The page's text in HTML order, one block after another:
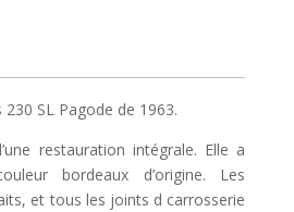
SL Pagode de 1963.
restauration intégrale. Elle a
bordeaux d’origine. Les
et tous les joints d carrosserie